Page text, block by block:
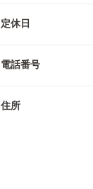
定休日
電話番号
住所